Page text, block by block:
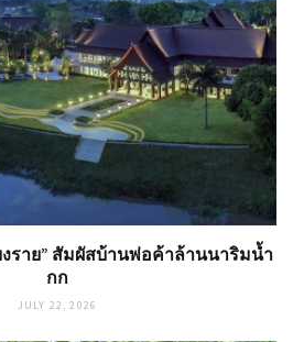
งราย” สัมผัสบ้านพ่อค้าล้านนาริมน้ำ
กก
JULY 22, 2026